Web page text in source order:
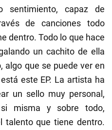
sentimiento, capaz de
de canciones todo
dentro. Todo lo que hace
un cachito de ella
algo que se puede ver en
este EP. La artista ha
un sello muy personal,
misma y sobre todo,
talento que tiene dentro.